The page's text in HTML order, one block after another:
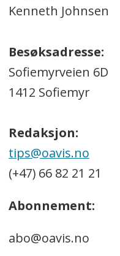
Kenneth Johnsen
Besøksadresse:
Sofiemyrveien 6D
1412 Sofiemyr
Redaksjon:
tips@oavis.no
(+47) 66 82 21 21
Abonnement:
abo@oavis.no